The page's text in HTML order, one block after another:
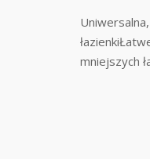
mniejszych